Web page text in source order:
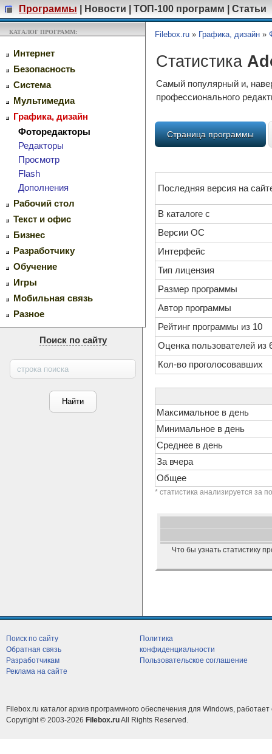
Программы Новости ТОП-100 программ Статьи
КАТАЛОГ ПРОГРАММ:
Интернет
Безопасность
Система
Мультимедиа
Графика, дизайн
Фоторедакторы
Редакторы
Просмотр
Flash
Дополнения
Рабочий стол
Текст и офис
Бизнес
Разработчику
Обучение
Игры
Мобильная связь
Разное
Поиск по сайту
Filebox.ru » Графика, дизайн »
Статистика
Самый популярный и,
профессионального
Страница программы
Последняя версия на
В каталоге с
Версии ОС
Интерфейс
Тип лицензия
Размер программы
Автор программы
Рейтинг программы из 10
Оценка пользователей из
Кол-во проголосовавших
Максимальное в день
Минимальное в день
Среднее в день
За вчера
Общее
* статистика анализируется за
Что бы узнать статистику
Поиск по сайту
Обратная связь
Разработчикам
Реклама на сайте
Политика
конфиденциальности
Пользовательское соглашение
Filebox.ru каталог архив программного обеспечения для Windows, работает
Copyright © 2003-2026 Filebox.ruAll Rights Reserved.